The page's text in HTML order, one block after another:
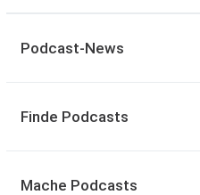
Podcast-News
Finde Podcasts
Mache Podcasts